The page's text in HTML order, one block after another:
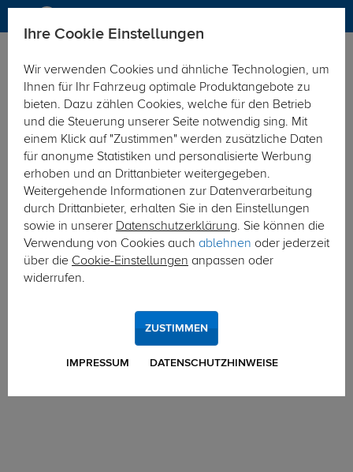
Hier geht's zur Fahrzeugübersicht: Audi 80 Limousine
Ihre Cookie Einstellungen
Wir verwenden Cookies und ähnliche Technologien, um
Ihnen für Ihr Fahrzeug optimale Produktangebote zu
bieten. Dazu zählen Cookies, welche für den Betrieb
und die Steuerung unserer Seite notwendig sing. Mit
einem Klick auf "Zustimmen" werden zusätzliche Daten
für anonyme Statistiken und personalisierte Werbung
erhoben und an Drittanbieter weitergegeben.
Weitergehende Informationen zur Datenverarbeitung
durch Drittanbieter, erhalten Sie in den Einstellungen
sowie in unserer Datenschutzerklärung. Sie können die
Verwendung von Cookies auch ablehnen oder jederzeit
über die Cookie-Einstellungen anpassen oder
widerrufen.
IMPRESSUM DATENSCHUTZHINWEISE
ZUSTIMMEN